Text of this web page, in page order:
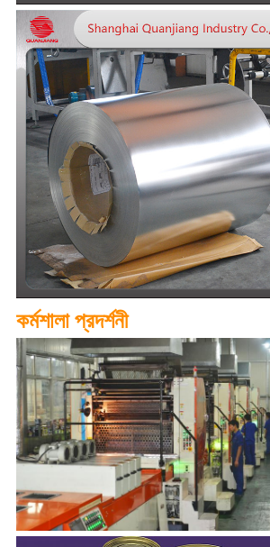
কর্মশালা প্রদর্শনী